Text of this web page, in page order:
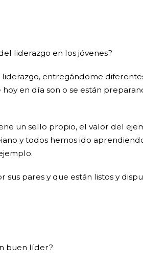
liderazgo en los jóvenes?
entregándome
en día son o se están
un sello propio, el valor del
y todos hemos ido
pares y que están listos y
buen líder?